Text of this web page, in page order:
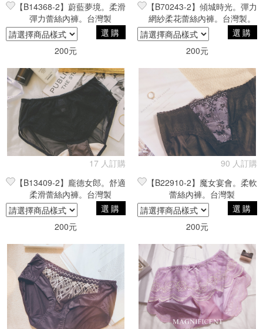
【B14368-2】蔚藍夢境。柔滑
彈力蕾絲內褲。台灣製
選購
200元
【B70243-2】傾城時光。彈力
網紗柔花蕾絲內褲。台灣製。
黑M。零碼
選購
200元
17 人訂購
【B13409-2】龐德女郎。舒適
柔滑蕾絲內褲。台灣製
選購
200元
90 人訂購
【B22910-2】魔女宴會。柔軟
蕾絲內褲。台灣製
選購
200元